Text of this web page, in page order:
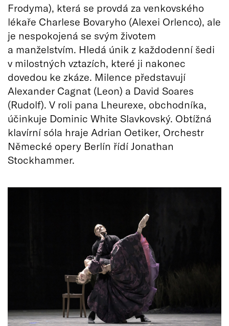
Frodyma), která se provdá za venkovského
lékaře Charlese Bovaryho (Alexei Orlenco), ale
je nespokojená se svým životem
a manželstvím. Hledá únik z každodenní šedi
v milostných vztazích, které ji nakonec
dovedou ke zkáze. Milence představují
Alexander Cagnat (Leon) a David Soares
(Rudolf). V roli pana Lheurexe, obchodníka,
účinkuje Dominic White Slavkovský. Obtížná
klavírní sóla hraje Adrian Oetiker, Orchestr
Německé opery Berlín řídí Jonathan
Stockhammer.